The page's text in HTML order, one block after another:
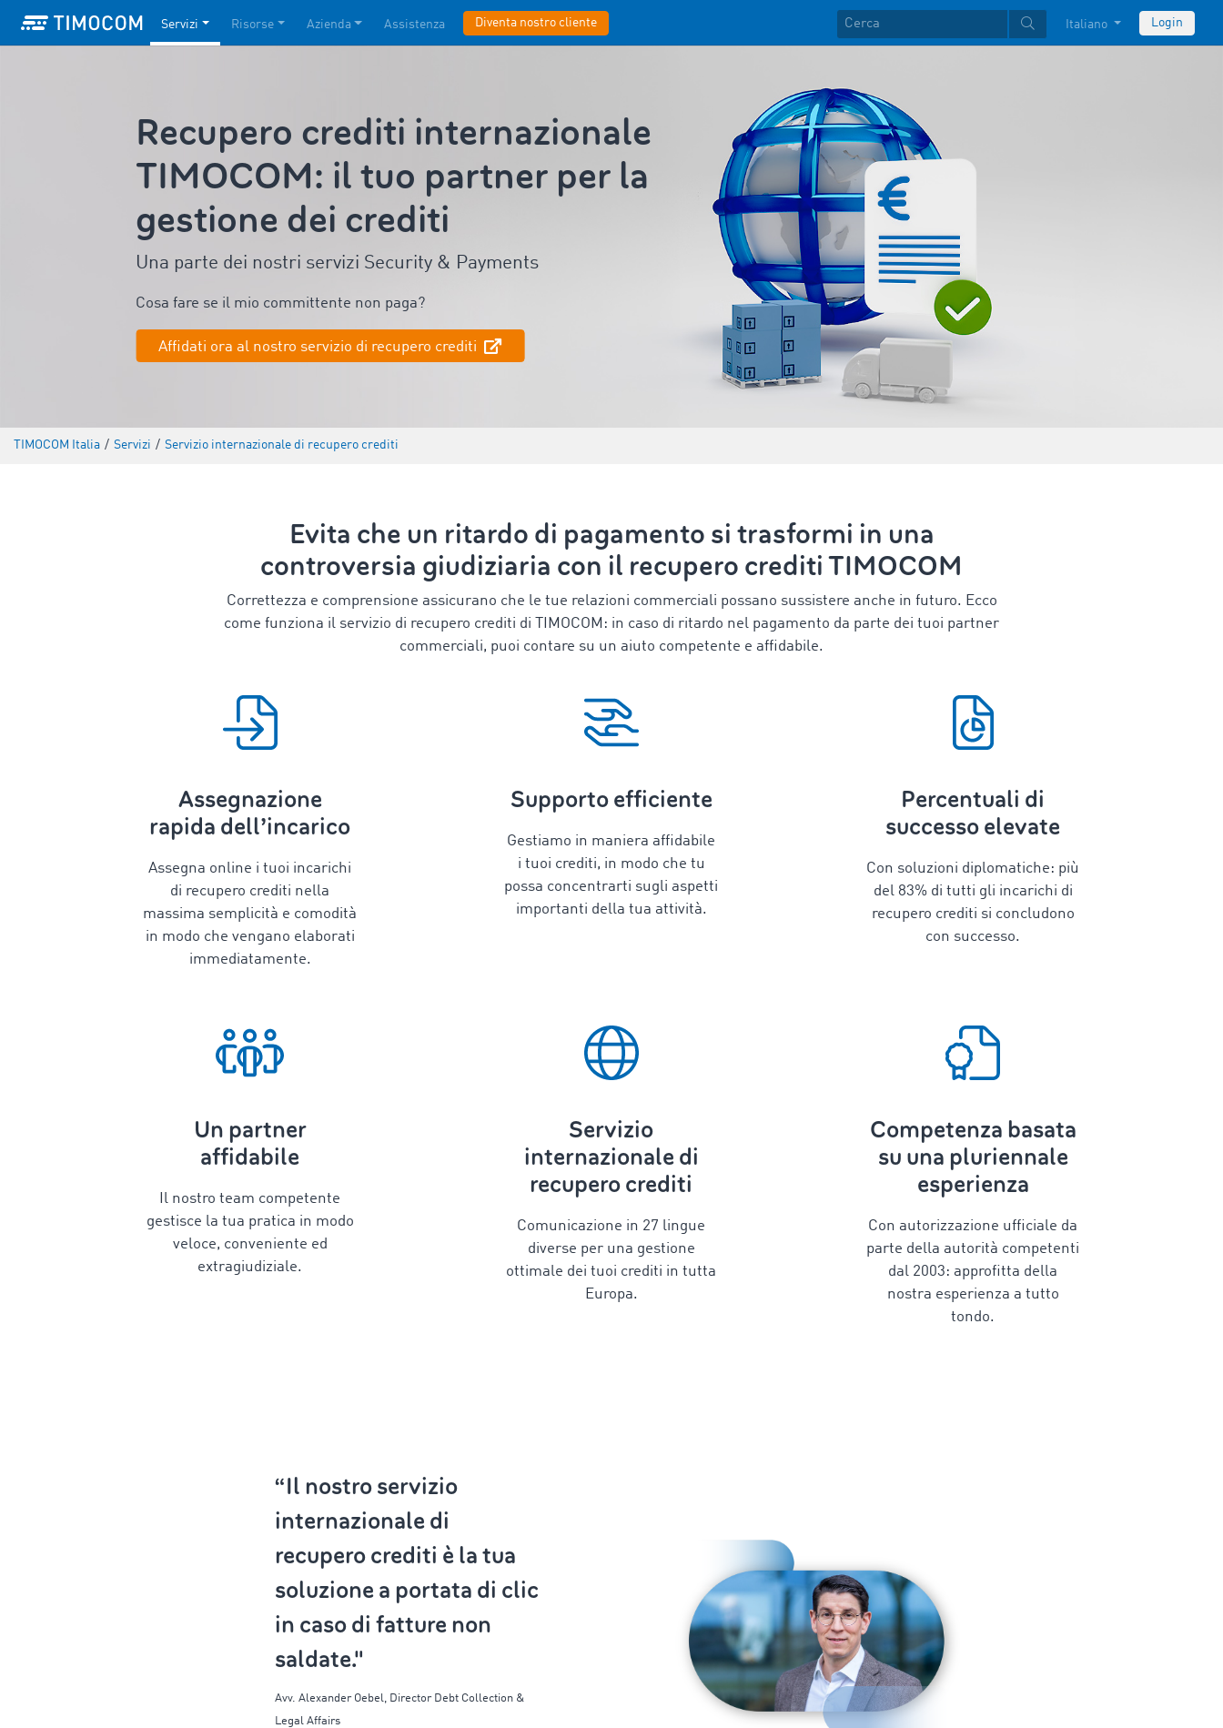
Servizi Risorse Azienda Assistenza Diventa nostro cliente Italiano Login
Recupero crediti internazionale
TIMOCOM: il tuo partner per la
gestione dei crediti
Una parte dei nostri servizi Security & Payments
Cosa fare se il mio committente non paga?
Affidati ora al nostro servizio di recupero crediti
TIMOCOM Italia / Servizi / Servizio internazionale di recupero crediti
Evita che un ritardo di pagamento si trasformi in una
controversia giudiziaria con il recupero crediti TIMOCOM
Correttezza e comprensione assicurano che le tue relazioni commerciali possano sussistere anche in futuro. Ecco
come funziona il servizio di recupero crediti di TIMOCOM: in caso di ritardo nel pagamento da parte dei tuoi partner
commerciali, puoi contare su un aiuto competente e affidabile.
Assegnazione
rapida dell’incarico
Assegna online i tuoi incarichi
di recupero crediti nella
massima semplicità e comodità
in modo che vengano elaborati
immediatamente.
Supporto efficiente
Gestiamo in maniera affidabile
i tuoi crediti, in modo che tu
possa concentrarti sugli aspetti
importanti della tua attività.
Percentuali di
successo elevate
Con soluzioni diplomatiche: più
del 83% di tutti gli incarichi di
recupero crediti si concludono
con successo.
Un partner
affidabile
Il nostro team competente
gestisce la tua pratica in modo
veloce, conveniente ed
extragiudiziale.
Servizio
internazionale di
recupero crediti
Comunicazione in 27 lingue
diverse per una gestione
ottimale dei tuoi crediti in tutta
Europa.
Competenza basata
su una pluriennale
esperienza
Con autorizzazione ufficiale da
parte della autorità competenti
dal 2003: approfitta della
nostra esperienza a tutto
tondo.
“Il nostro servizio
internazionale di
recupero crediti è la tua
soluzione a portata di clic
in caso di fatture non
saldate."
Avv. Alexander Oebel, Director Debt Collection &
Legal Affairs